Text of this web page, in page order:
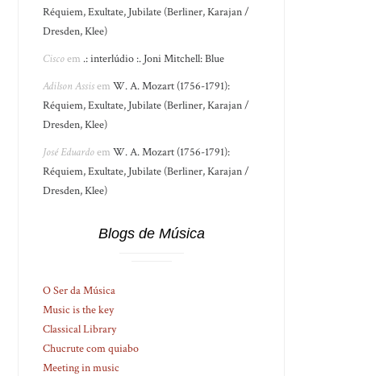
Réquiem, Exultate, Jubilate (Berliner, Karajan /
Dresden, Klee)
Ciscoem .: interlúdio :. Joni Mitchell: Blue
Adilson AssisemW. A. Mozart (1756-1791):
Réquiem, Exultate, Jubilate (Berliner, Karajan /
Dresden, Klee)
José EduardoemW. A. Mozart (1756-1791):
Réquiem, Exultate, Jubilate (Berliner, Karajan /
Dresden, Klee)
Blogs de Música
O Ser da Música
Music is the key
Classical Library
Chucrute com quiabo
Meeting in music